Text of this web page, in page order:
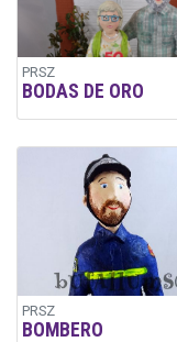
PRSZ
BODAS DE ORO
PRSZ
BOMBERO